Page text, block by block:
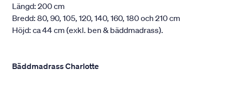
Längd: 200 cm
Bredd: 80, 90, 105, 120, 140, 160, 180 och 210 cm
Höjd: ca 44 cm (exkl. ben & bäddmadrass).
Bäddmadrass Charlotte